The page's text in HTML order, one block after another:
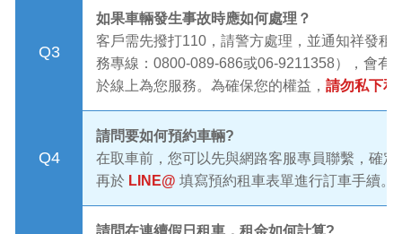
Q3
如果車輛發生事故時應如何處理？
客戶需先撥打110，請警方處理，並通知祥發租
務專線：0800-089-686或06-9211358），會有
於線上為您服務。為確保您的權益， 請勿私下和
Q4
請問要如何預約車輛?
在取車前，您可以先與網路客服專員聯繫，確定
再於 LINE@ 填寫預約租車表單進行訂車手續。